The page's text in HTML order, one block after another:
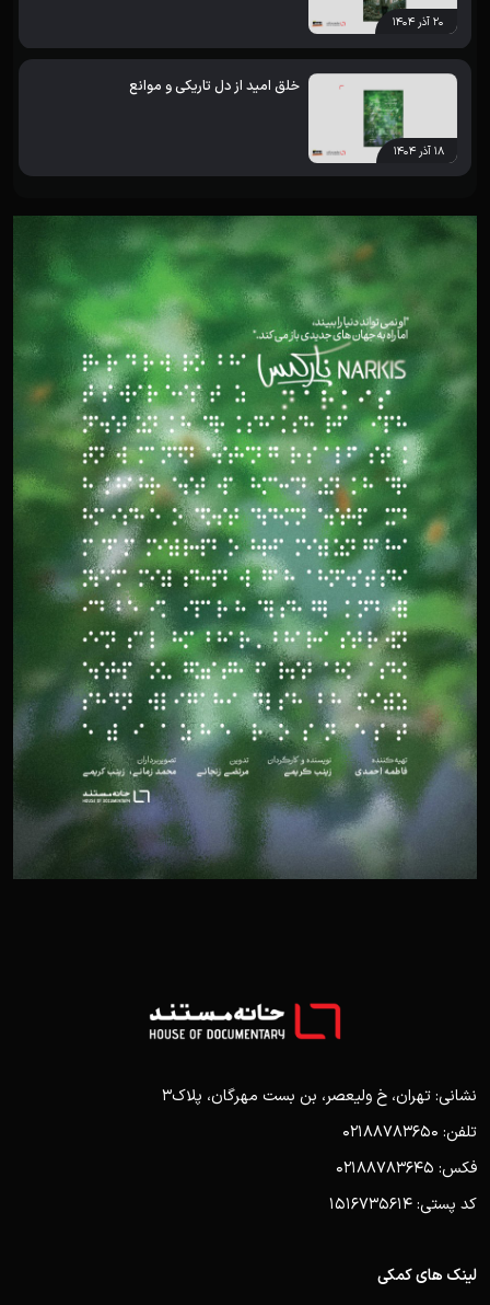
۲۰ آذر ۱۴۰۴
۱۸ آذر ۱۴۰۴
خلق امید از دل تاریکی و موانع
نشانی: تهران، خ ولیعصر، بن بست مهرگان، پلاک3
تلفن: 02188783650
فکس: 02188783645
کد پستی: 1516735614
لینک های کمکی